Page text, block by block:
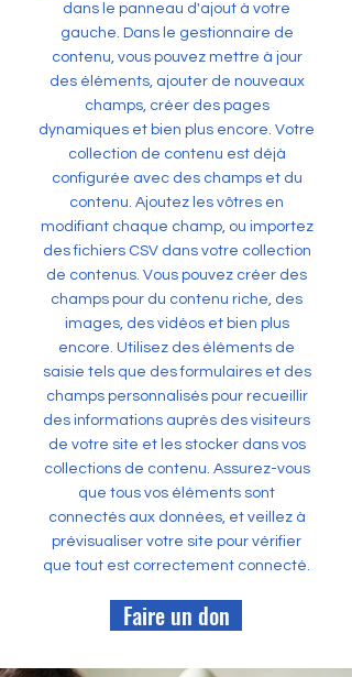
dans le panneau d'ajout à votre
gauche. Dans le gestionnaire de
contenu, vous pouvez mettre à jour
des éléments, ajouter de nouveaux
champs, créer des pages
dynamiques et bien plus encore. Votre
collection de contenu est déjà
configurée avec des champs et du
contenu. Ajoutez les vôtres en
modifiant chaque champ, ou importez
des fichiers CSV dans votre collection
de contenus. Vous pouvez créer des
champs pour du contenu riche, des
images, des vidéos et bien plus
encore. Utilisez des éléments de
saisie tels que des formulaires et des
champs personnalisés pour recueillir
des informations auprès des visiteurs
de votre site et les stocker dans vos
collections de contenu. Assurez-vous
que tous vos éléments sont
connectés aux données, et veillez à
prévisualiser votre site pour vérifier
que tout est correctement connecté.
Faire un don